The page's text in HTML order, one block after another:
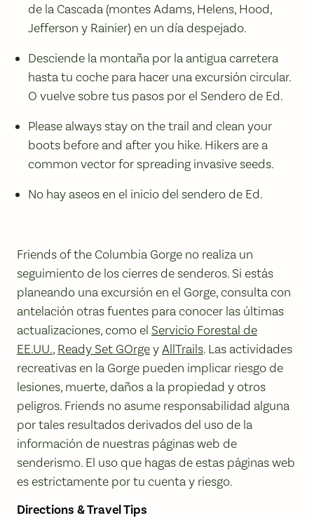
de la Cascada (montes Adams, Helens, Hood,
Jefferson y Rainier) en un día despejado.
Desciende la montaña por la antigua carretera
hasta tu coche para hacer una excursión circular.
O vuelve sobre tus pasos por el Sendero de Ed.
Please always stay on the trail and clean your
boots before and after you hike. Hikers are a
common vector for spreading invasive seeds.
No hay aseos en el inicio del sendero de Ed.
Friends of the Columbia Gorge no realiza un
seguimiento de los cierres de senderos. Si estás
planeando una excursión en el Gorge, consulta con
antelación otras fuentes para conocer las últimas
actualizaciones, como el Servicio Forestal de
EE.UU., Ready Set GOrgey AllTrails. Las actividades
recreativas en la Gorge pueden implicar riesgo de
lesiones, muerte, daños a la propiedad y otros
peligros. Friends no asume responsabilidad alguna
por tales resultados derivados del uso de la
información de nuestras páginas web de
senderismo. El uso que hagas de estas páginas web
es estrictamente por tu cuenta y riesgo.
Directions & Travel Tips